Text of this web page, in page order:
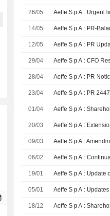
26/05 Aeffe S p A : Urgent
14/05 Aeffe S p A : PR-
12/05 Aeffe S p A : PR
29/04 Aeffe S p A : CFO
28/04 Aeffe S p A : PR
23/04 Aeffe S p A : PR
01/04 Aeffe S p A :
20/03 Aeffe S p A :
09/03 Aeffe S p A :
06/02 Aeffe S p A :
19/01
05/01
18/12 Aeffe S p A :